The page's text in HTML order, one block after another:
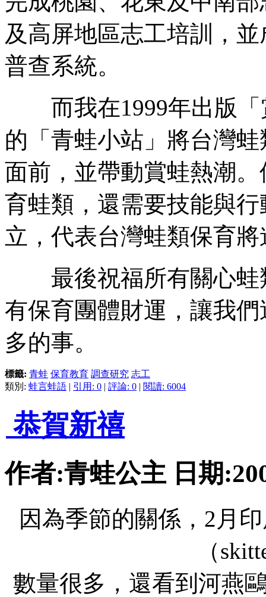
及高屏地區志工培訓，
普查系統。
而我在1999年出版「
的「青蛙小站」將台灣
面前，並帶動賞蛙熱潮
育蛙類，還需要技能與
立，代表台灣蛙類保育
最後祝福所有關心蛙
有保育團體財運，讓我
多的事。
標籤: 青蛙 保育教育 調查研究 志工
類別: 蛙言蛙語 | 引用: 0 | 評論: 0 | 閱讀: 6004
恭賀新禧
作者:青蛙公主 日期
因為季節的關係，2月
（
數量很多，還看到河燕